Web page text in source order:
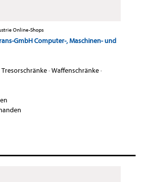
Online-Shops
GmbH Computer-, Maschinen- und
Tresorschränke·Waffenschränke·